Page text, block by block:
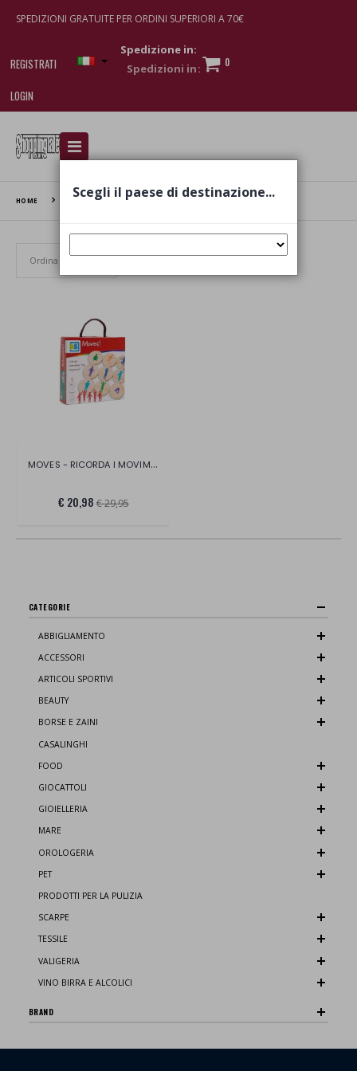
SPEDIZIONI GRATUITE PER ORDINI SUPERIORI A 70€
REGISTRATI
LOGIN
Spedizione in:
0
I am doing used car sales, in order to show my
various brand-name watches, which of course are
HOME BS TOYS
MOVES - RICORDA I MOVIMENTI
€ 20,98 € 29,95
CATEGORIE
ABBIGLIAMENTO
ACCESSORI
ARTICOLI SPORTIVI
BEAUTY
BORSE E ZAINI
CASALINGHI
FOOD
GIOCATTOLI
GIOIELLERIA
MARE
OROLOGERIA
PET
PRODOTTI PER LA PULIZIA
SCARPE
TESSILE
VALIGERIA
VINO BIRRA E ALCOLICI
BRAND
Scegli il paese di destinazione...